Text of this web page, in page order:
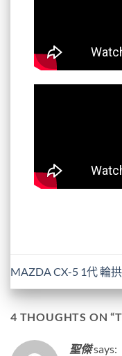
MAZDA CX-5 1代 輪
4 THOUGHTS ON “
聖傑says: